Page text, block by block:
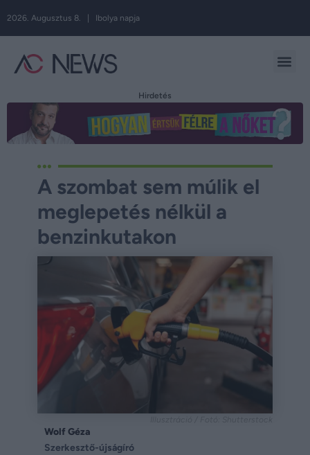
2026. Augusztus 8. | Ibolya napja
Hirdetés
A szombat sem múlik el
meglepetés nélkül a
benzinkutakon
Wolf Géza
Szerkesztő-újságíró